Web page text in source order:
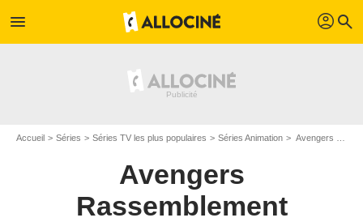
menu profil search
Accueil Séries Séries TV les plus populaires Séries Animation Avengers Rassemblement
Avengers
Rassemblement